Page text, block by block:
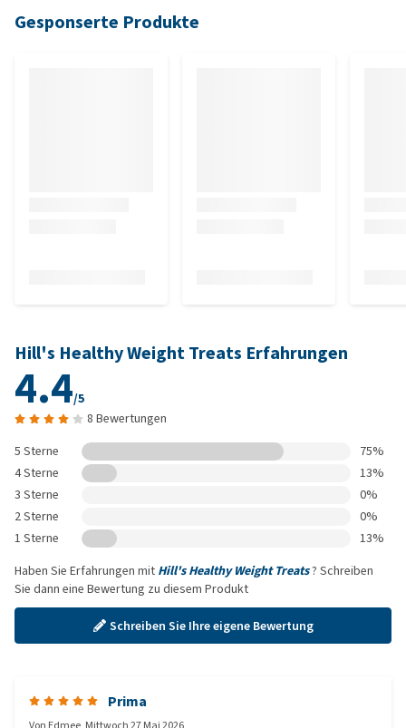
Gesponserte Produkte
Hill's Healthy Weight Treats Erfahrungen
4.4/5
8 Bewertungen
5 Sterne
75%
4 Sterne
13%
3 Sterne
0%
2 Sterne
0%
1 Sterne
13%
Haben Sie Erfahrungen mit Hill's Healthy Weight Treats? Schreiben
Sie dann eine Bewertung zu diesem Produkt
Schreiben Sie Ihre eigene Bewertung
Prima